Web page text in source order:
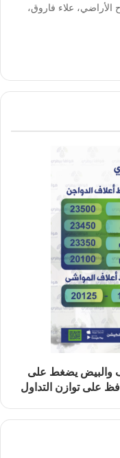
الأراضي، علاء فاروق،
والبيض يضغط على
على توازن التداول